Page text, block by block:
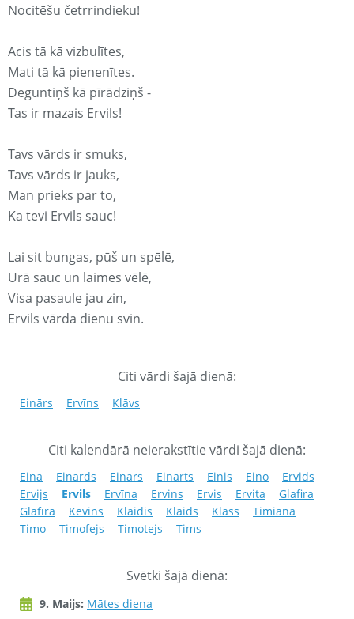
Nocitēšu četrrindieku!
Acis tā kā vizbulītes,
Mati tā kā pienenītes.
Deguntiņš kā pīrādziņš -
Tas ir mazais Ervils!
Tavs vārds ir smuks,
Tavs vārds ir jauks,
Man prieks par to,
Ka tevi Ervils sauc!
Lai sit bungas, pūš un spēlē,
Urā sauc un laimes vēlē,
Visa pasaule jau zin,
Ervils vārda dienu svin.
Citi vārdi šajā dienā:
Einārs Ervīns Klāvs
Citi kalendārā neierakstītie vārdi šajā dienā:
Eina Einards Einars Einarts Einis Eino
Ervids
Ervijs
Ervils Ervīna Ervins Ervis Ervita
Glafira
Glafīra
Kevins Klaidis Klaids Klāss
Timiāna
Timo
Timofejs Timotejs Tims
Svētki šajā dienā:
9. Maijs: Mātes diena